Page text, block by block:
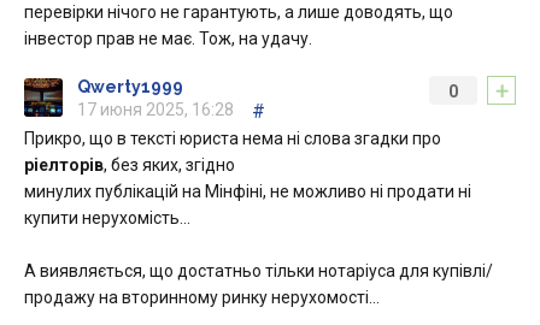
перевірки нічого не гарантують, а лише доводять, що
інвестор прав не має. Тож, на удачу.
+
0
Qwerty1999
17 июня 2025, 16:28
#
Прикро, що в тексті юриста нема ні слова згадки про
ріелторів, без яких, згідно
минулих публікацій на Мінфіні, не можливо ні продати ні
купити нерухомість…
А виявляється, що достатньо тільки нотаріуса для купівлі/
продажу на вторинному ринку нерухомості…